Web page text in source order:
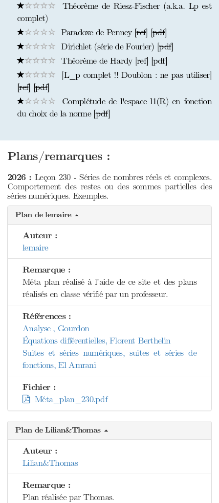
Théorème de Riesz-Fischer (a.k.a. Lp est
complet)
Paradoxe de Penney [ref] [pdf]
Dirichlet (série de Fourier) [pdf]
Théorème de Hardy [ref] [pdf]
[L_p complet !! Doublon : ne pas utiliser]
[ref] [pdf]
Complétude de l'espace l1(R) en fonction
du choix de la norme [pdf]
Plans/remarques :
2026 : Leçon 230 - Séries de nombres réels et complexes.
Comportement des restes ou des sommes partielles des
séries numériques. Exemples.
Plan de lemaire
Auteur :
lemaire
Remarque :
Méta plan réalisé à l'aide de ce site et des plans
réalisés en classe vérifié par un professeur.
Références :
Analyse , Gourdon
Équations différentielles, Florent Berthelin
Suites et séries numériques, suites et séries de
fonctions, El Amrani
Fichier :
Méta_plan_230.pdf
Plan de Lilian&Thomas
Auteur :
Lilian&Thomas
Remarque :
Plan réalisée par Thomas.